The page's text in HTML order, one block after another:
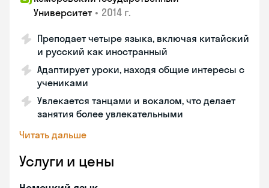
Университет • 2014 г.
Преподает четыре языка, включая китайский
и русский как иностранный
Адаптирует уроки, находя общие интересы с
учениками
Увлекается танцами и вокалом, что делает
занятия более увлекательными
Читать дальше
Услуги и цены